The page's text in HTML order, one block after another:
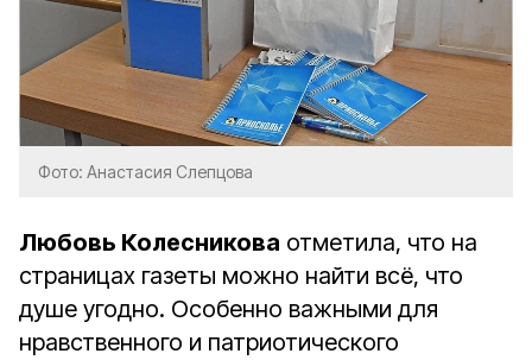
Фото: Анастасия Слепцова
Любовь Колесникова отметила, что на
страницах газеты можно найти всё, что
душе угодно. Особенно важными для
нравственного и патриотического